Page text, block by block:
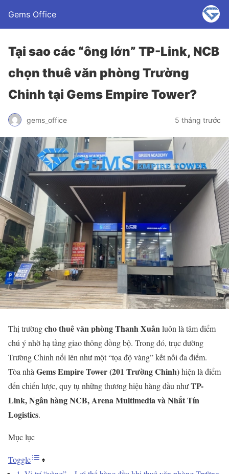
Gems Office
Tại sao các “ông lớn” TP-Link, NCB
chọn thuê văn phòng Trường
Chinh tại Gems Empire Tower?
gems_office 5 tháng trước
Thị trườngcho thuê văn phòng Thanh Xuânluôn là tâm điểm
chú ý nhờ hạ tầng giao thông đồng bộ. Trong đó, trục đường
Trường Chinh nổi lên như một “tọa độ vàng” kết nối đa điểm.
Tòa nhà Gems Empire Tower (201 Trường Chinh)hiện là điểm
đến chiến lược, quy tụ những thương hiệu hàng đầu nhưTP-
Link, Ngân hàng NCB, Arena Multimedia và Nhất Tín
Logistics.
Mục lục
Toggle